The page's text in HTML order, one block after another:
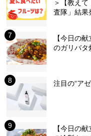
＞【教え
査隊」結果
【今日の
のガリバタ
注目の“ア
【今日の